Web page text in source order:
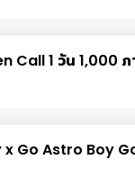
Call 1 วัน 1,000
รภาพถ่ายสุดไอค
ที่ใคร ๆ ก็เป็นศิลปิน
Go Astro Boy
แคมเปญ Earth
To Save